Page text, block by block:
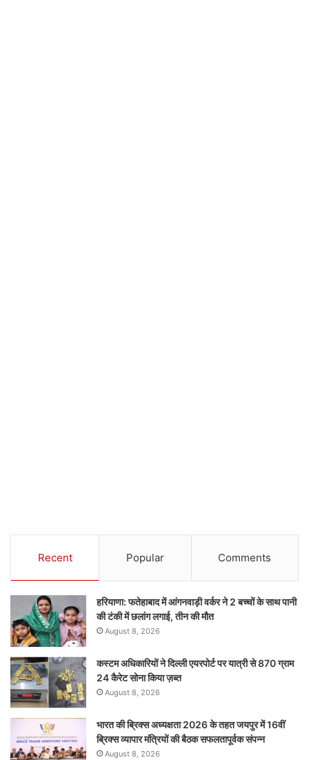
Recent Popular Comments
हरियाणा: फतेहाबाद में आंगनवाड़ी वर्कर ने 2 बच्चों के साथ पानी
की टंकी में छलांग लगाई, तीन की मौत
August 8, 2026
कस्टम अधिकारियों ने दिल्ली एयरपोर्ट पर यात्री से 870 ग्राम
24 कैरेट सोना किया ज़ब्त
August 8, 2026
भारत की ब्रिक्‍स अध्यक्षता 2026 के तहत जयपुर में 16वीं
ब्रिक्‍स व्यापार मंत्रियों की बैठक सफलतापूर्वक संपन्न
August 8, 2026